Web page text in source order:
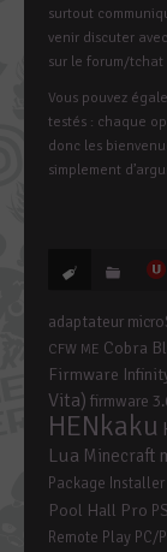
surtout
venir discuter
sur le forum/tchat
Vous pouvez
testés : chaque
donc les
simplement
adaptateur
CFW ME Cobra
Firmware
Vita) firmware
HENkaku
Lua Minecraft
Package Installer
Pool Hall Pro
Remote Play PC/